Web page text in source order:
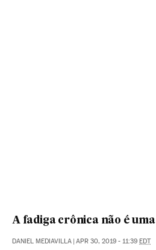
A fadiga crônica não é
DANIEL MEDIAVILLA APR 30, 2019 - 11:39 EDT